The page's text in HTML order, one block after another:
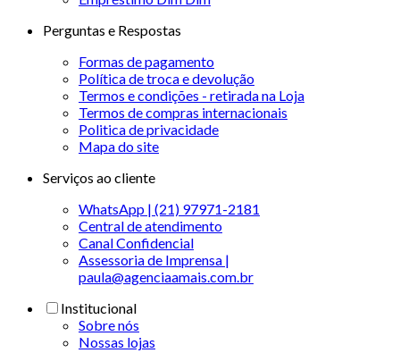
Perguntas e Respostas
Formas de pagamento
Política de troca e devolução
Termos e condições - retirada na Loja
Termos de compras internacionais
Politica de privacidade
Mapa do site
Serviços ao cliente
WhatsApp | (21) 97971-2181
Central de atendimento
Canal Confidencial
Assessoria de Imprensa |
paula@agenciaamais.com.br
Institucional
Sobre nós
Nossas lojas